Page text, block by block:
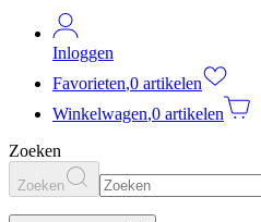
Inloggen
Favorieten,0 artikelen
Winkelwagen,0 artikelen
Zoeken
Zoeken